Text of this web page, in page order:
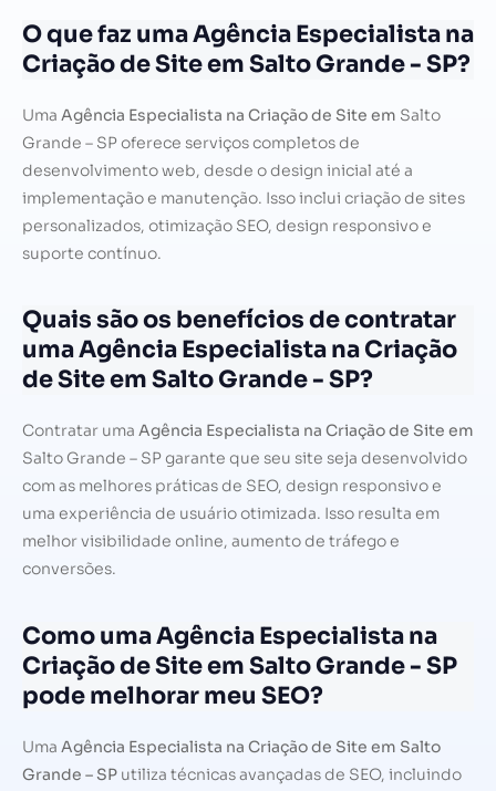
O que faz uma Agência Especialista na
Criação de Site em Salto Grande - SP?
Uma Agência Especialista na Criação de Site em Salto
Grande – SP oferece serviços completos de
desenvolvimento web, desde o design inicial até a
implementação e manutenção. Isso inclui criação de sites
personalizados, otimização SEO, design responsivo e
suporte contínuo.
Quais são os benefícios de contratar
uma Agência Especialista na Criação
de Site em Salto Grande - SP?
Contratar uma Agência Especialista na Criação de Site em
Salto Grande – SP garante que seu site seja desenvolvido
com as melhores práticas de SEO, design responsivo e
uma experiência de usuário otimizada. Isso resulta em
melhor visibilidade online, aumento de tráfego e
conversões.
Como uma Agência Especialista na
Criação de Site em Salto Grande - SP
pode melhorar meu SEO?
Uma Agência Especialista na Criação de Site em Salto
Grande – SP utiliza técnicas avançadas de SEO, incluindo